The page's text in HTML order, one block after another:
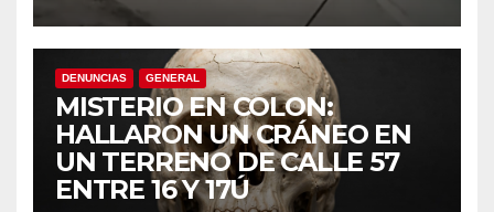
DENUNCIAS GENERAL
MISTERIO EN COLON:
HALLARON UN CRÁNEO EN
UN TERRENO DE CALLE 57
ENTRE 16 Y 17Ú